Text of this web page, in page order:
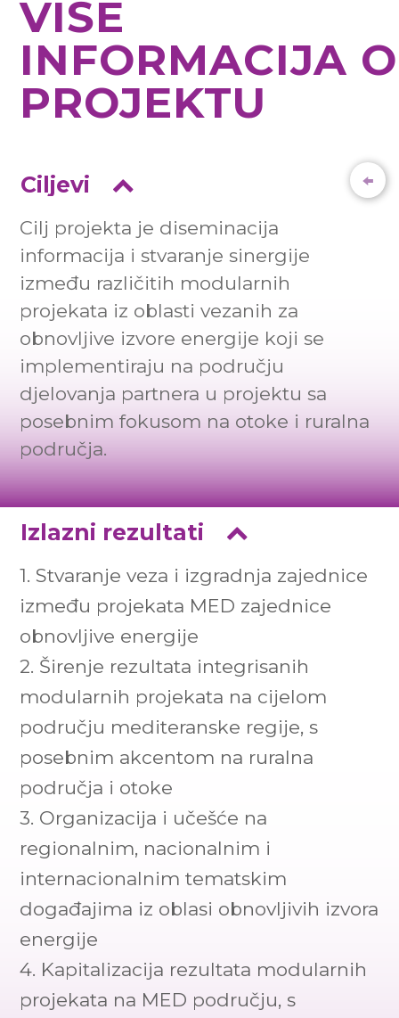
VIŠE
INFORMACIJA O
PROJEKTU
Ciljevi
Cilj projekta je diseminacija
informacija i stvaranje sinergije
između različitih modularnih
projekata iz oblasti vezanih za
obnovljive izvore energije koji se
implementiraju na području
djelovanja partnera u projektu sa
posebnim fokusom na otoke i ruralna
područja.
Izlazni rezultati
1. Stvaranje veza i izgradnja zajednice
između projekata MED zajednice
obnovljive energije
2. Širenje rezultata integrisanih
modularnih projekata na cijelom
području mediteranske regije, s
posebnim akcentom na ruralna
područja i otoke
3. Organizacija i učešće na
regionalnim, nacionalnim i
internacionalnim tematskim
događajima iz oblasi obnovljivih izvora
energije
4. Kapitalizacija rezultata modularnih
projekata na MED području, s